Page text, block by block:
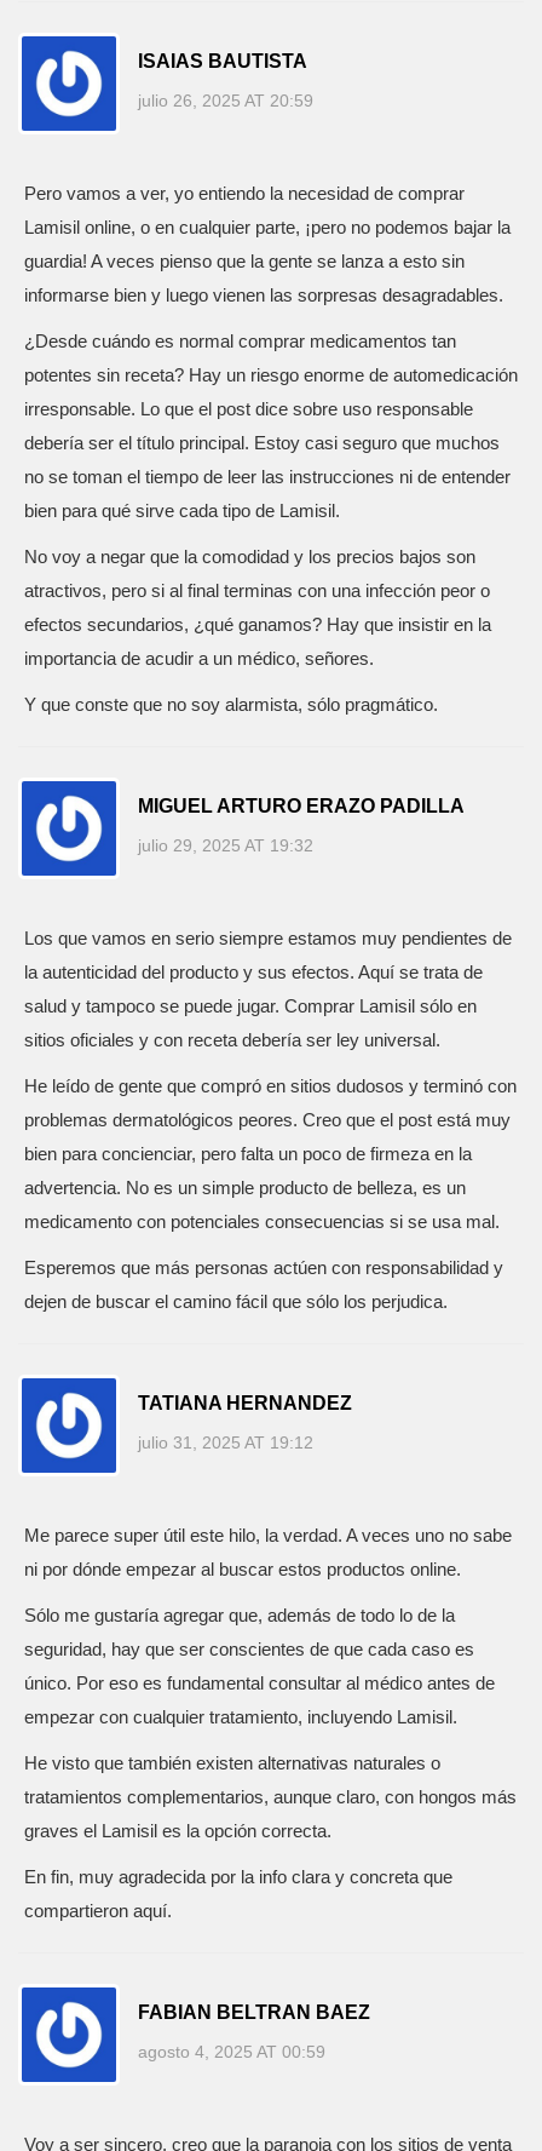
ISAIAS BAUTISTA
julio 26, 2025 AT 20:59
Pero vamos a ver, yo entiendo la necesidad de comprar
Lamisil online, o en cualquier parte, ¡pero no podemos bajar la
guardia! A veces pienso que la gente se lanza a esto sin
informarse bien y luego vienen las sorpresas desagradables.
¿Desde cuándo es normal comprar medicamentos tan
potentes sin receta? Hay un riesgo enorme de automedicación
irresponsable. Lo que el post dice sobre uso responsable
debería ser el título principal. Estoy casi seguro que muchos
no se toman el tiempo de leer las instrucciones ni de entender
bien para qué sirve cada tipo de Lamisil.
No voy a negar que la comodidad y los precios bajos son
atractivos, pero si al final terminas con una infección peor o
efectos secundarios, ¿qué ganamos? Hay que insistir en la
importancia de acudir a un médico, señores.
Y que conste que no soy alarmista, sólo pragmático.
MIGUEL ARTURO ERAZO PADILLA
julio 29, 2025 AT 19:32
Los que vamos en serio siempre estamos muy pendientes de
la autenticidad del producto y sus efectos. Aquí se trata de
salud y tampoco se puede jugar. Comprar Lamisil sólo en
sitios oficiales y con receta debería ser ley universal.
He leído de gente que compró en sitios dudosos y terminó con
problemas dermatológicos peores. Creo que el post está muy
bien para concienciar, pero falta un poco de firmeza en la
advertencia. No es un simple producto de belleza, es un
medicamento con potenciales consecuencias si se usa mal.
Esperemos que más personas actúen con responsabilidad y
dejen de buscar el camino fácil que sólo los perjudica.
TATIANA HERNANDEZ
julio 31, 2025 AT 19:12
Me parece super útil este hilo, la verdad. A veces uno no sabe
ni por dónde empezar al buscar estos productos online.
Sólo me gustaría agregar que, además de todo lo de la
seguridad, hay que ser conscientes de que cada caso es
único. Por eso es fundamental consultar al médico antes de
empezar con cualquier tratamiento, incluyendo Lamisil.
He visto que también existen alternativas naturales o
tratamientos complementarios, aunque claro, con hongos más
graves el Lamisil es la opción correcta.
En fin, muy agradecida por la info clara y concreta que
compartieron aquí.
FABIAN BELTRAN BAEZ
agosto 4, 2025 AT 00:59
Voy a ser sincero, creo que la paranoia con los sitios de venta